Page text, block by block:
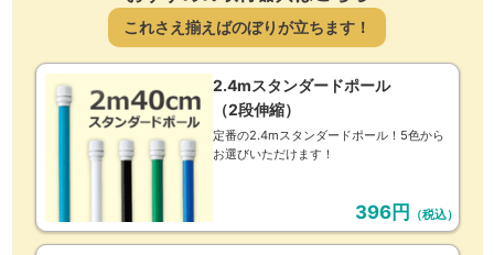
これさえ揃えばのぼりが立ちます！
2.4mスタンダードポール
（2段伸縮）
定番の2.4mスタンダードポール！5色から
お選びいただけます！
396円 （税込）